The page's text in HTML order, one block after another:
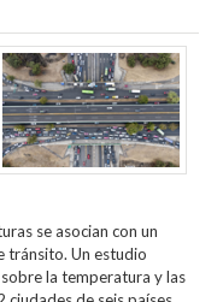
se asocian con un
tránsito. Un estudio
la temperatura y las